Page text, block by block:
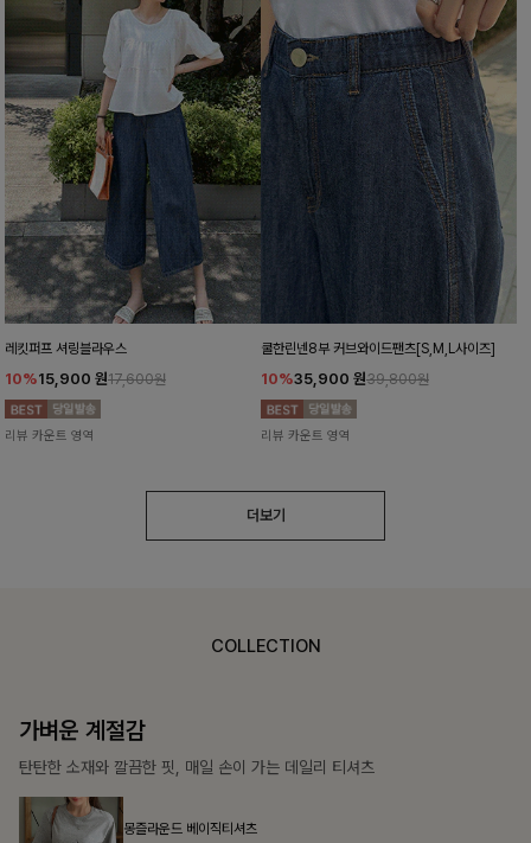
레킷퍼프 셔링블라우스
10%15,900 원17,600원
리뷰 카운트 영역
쿨한린넨8부 커브와이드팬츠[S,M,L사이즈]
10%35,900 원39,800원
리뷰 카운트 영역
더보기
COLLECTION
가장 쉬운 코디
특별한 날부터 일상까지 함께하는 룩
쥬빌스트링 포켓원피스